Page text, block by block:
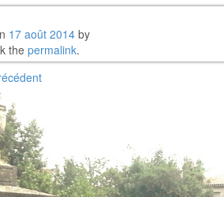
17 août 2014 by
thepermalink.